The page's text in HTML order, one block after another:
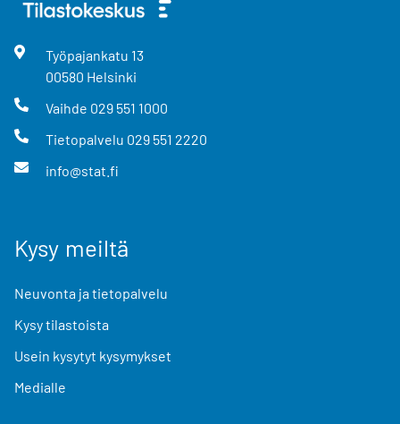
Työpajankatu 13
00580 Helsinki
Vaihde 029 551 1000
Tietopalvelu 029 551 2220
info@stat.fi
Kysy meiltä
Neuvonta ja tietopalvelu
Kysy tilastoista
Usein kysytyt kysymykset
Medialle